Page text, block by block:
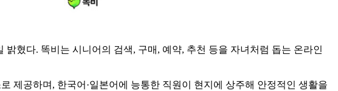
혔다. 똑비는 시니어의 검색, 구매, 예약, 추천 등을 자녀처럼 돕는 온라인
제공하며, 한국어·일본어에 능통한 직원이 현지에 상주해 안정적인 생활을